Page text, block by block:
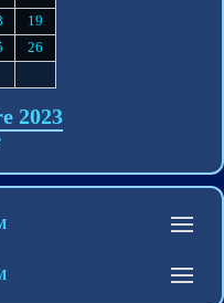
19
26
2023